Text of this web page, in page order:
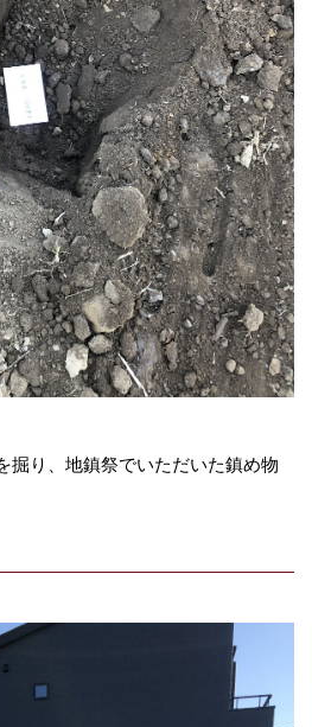
掘り、地鎮祭でいただいた鎮め物